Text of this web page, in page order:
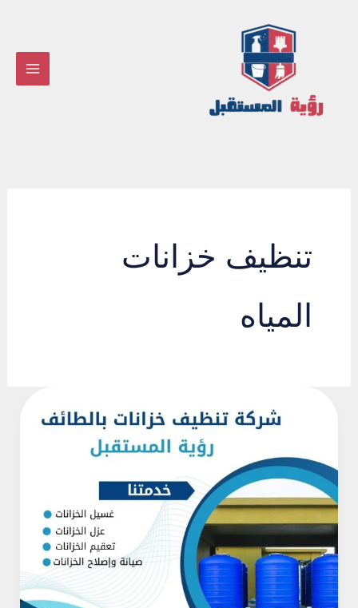
تنظيف خزانات
المياه